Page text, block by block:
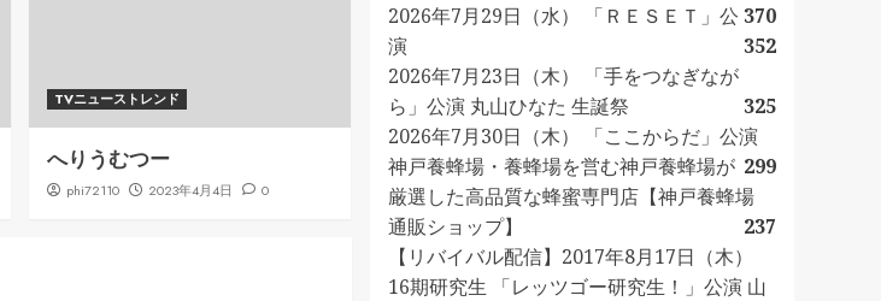
TVニューストレンド
へりうむつー
phi72110 2023年4月4日 0
370
2026年7月29日（水） 「ＲＥＳＥＴ」公
演
352
2026年7月23日（木） 「手をつなぎなが
ら」公演 丸山ひなた 生誕祭
325
2026年7月30日（木） 「ここからだ」公演
299
神戸養蜂場・養蜂場を営む神戸養蜂場が
厳選した高品質な蜂蜜専門店【神戸養蜂場
通販ショップ】
237
【リバイバル配信】2017年8月17日（木）
16期研究生 「レッツゴー研究生！」公演 山